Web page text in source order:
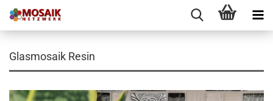
Glasmosaik Resin